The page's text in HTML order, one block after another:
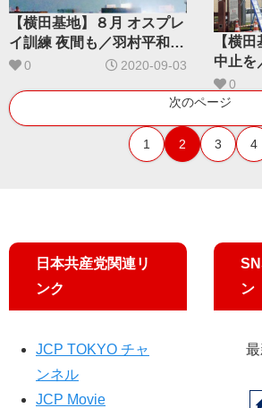
【横田基地】８月 オスプレ
イ訓練 夜間も／羽村平和委
が批判
0 2020-09-03
【横
中止を
議員ら
0
次のページ
1 2 3 4
日本共産党関連リ
ンク
JCP TOKYO チャ
ンネル
JCP Movie
ン